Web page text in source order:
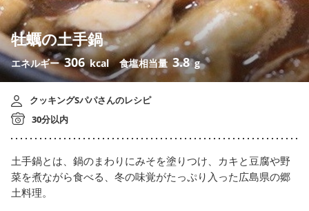
牡蠣の土手鍋
エネルギー306 kcal 食塩相当量 3.8 g
クッキングSパパさんのレシピ
30分以内
土手鍋とは、鍋のまわりにみそを塗りつけ、カキと豆腐や野
菜を煮ながら食べる、冬の味覚がたっぷり入った広島県の郷
土料理。